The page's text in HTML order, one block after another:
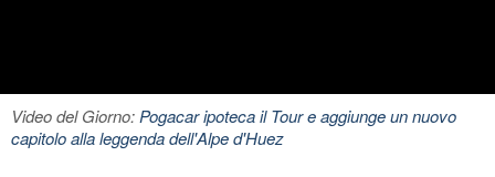
Video del Giorno:Pogacar ipoteca il Tour e aggiunge un nuovo
capitolo alla leggenda dell'Alpe d'Huez